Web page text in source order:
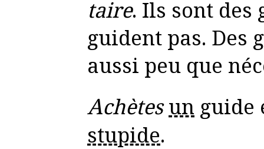
taire. Ils sont des
guident pas. Des
aussi peu que
Achètes un guide
stupide.